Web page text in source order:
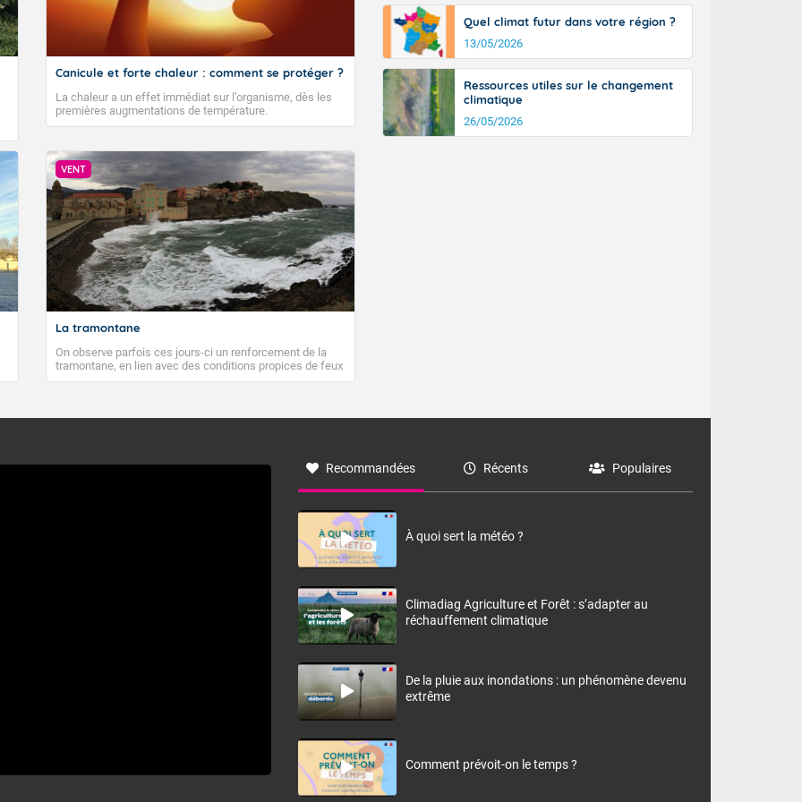
Canicule et forte chaleur : comment se protéger ?
La chaleur a un effet immédiat sur l’organisme, dès les
premières augmentations de température.
VENT
La tramontane
On observe parfois ces jours-ci un renforcement de la
tramontane, en lien avec des conditions propices de feux
de forêt. Mais qu'est-ce que la tramontane ? Quelles sont
à nord-ouest, dans un secteur qui part du Roussillon à la
monts, en allusion aux régions montagneuses d’où
Quel climat futur dans votre région ?
13/05/2026
Ressources utiles sur le changement
climatique
26/05/2026
Recommandées Récents Populaires
À quoi sert la météo ?
Climadiag Agriculture et Forêt : s’adapter au
réchauffement climatique
De la pluie aux inondations : un phénomène devenu
extrême
Comment prévoit-on le temps ?